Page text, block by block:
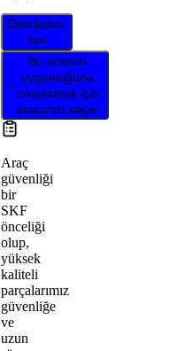
Distribütör
bul
Bu ürünün
uygunluğunu
onaylamak için
aracınızı seçin
Araç
güvenliği
bir
SKF
önceliği
olup,
yüksek
kaliteli
parçalarımız
güvenliğe
ve
uzun